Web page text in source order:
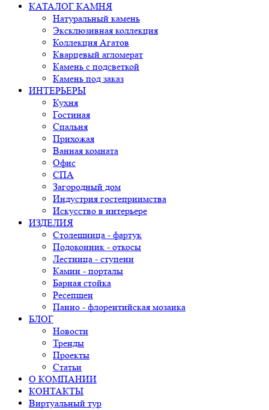
КАТАЛОГ КАМНЯ
Натуральный камень
Эксклюзивная коллекция
Коллекция Агатов
Кварцевый агломерат
Камень с подсветкой
Камень под заказ
ИНТЕРЬЕРЫ
Кухня
Гостиная
Спальня
Прихожая
Ванная комната
Офис
СПА
Загородный дом
Индустрия гостеприимства
Искусство в интерьере
ИЗДЕЛИЯ
Столешница - фартук
Подоконник - откосы
Лестница - ступени
Камин - порталы
Барная стойка
Ресепшен
Панно - флорентийская мозаика
БЛОГ
Новости
Тренды
Проекты
Статьи
О КОМПАНИИ
КОНТАКТЫ
Виртуальный тур